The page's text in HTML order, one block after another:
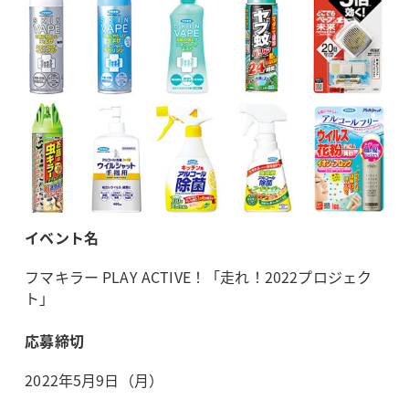
イベント名
フマキラー PLAY ACTIVE！「走れ！2022プロジェク
ト」
応募締切
2022年5月9日（月）